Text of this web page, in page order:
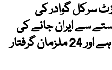
سرکل گوادر کی
سے ایران جانے کی
کوشش ناکام بنادی گئی ہے اور 24 ملزمان گرفتار